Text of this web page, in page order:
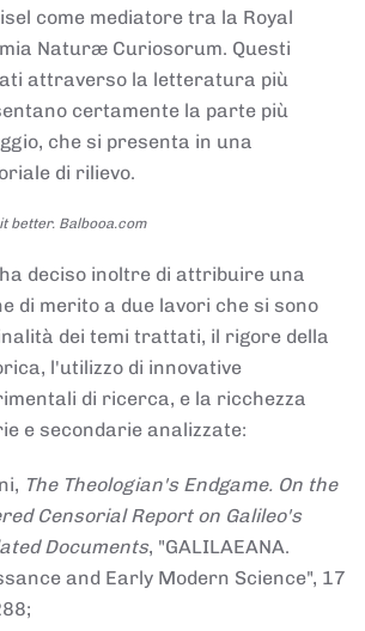
come mediatore tra la Royal
Naturæ Curiosorum. Questi
attraverso la letteratura più
certamente la parte più
che si presenta in una
di rilievo.
better. Balbooa.com
deciso inoltre di attribuire una
di merito a due lavori che si sono
dei temi trattati, il rigore della
l'utilizzo di innovative
di ricerca, e la ricchezza
e secondarie analizzate:
The Theologian's Endgame. On the
Censorial Report on Galileo's
Documents, "GALILAEANA.
and Early Modern Science", 17